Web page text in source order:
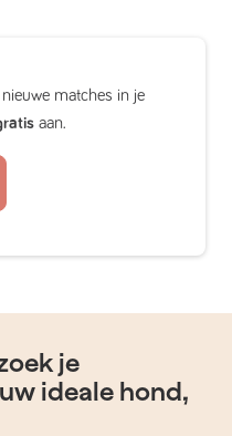
nieuwe matches in je
aan.
je
ideale hond,